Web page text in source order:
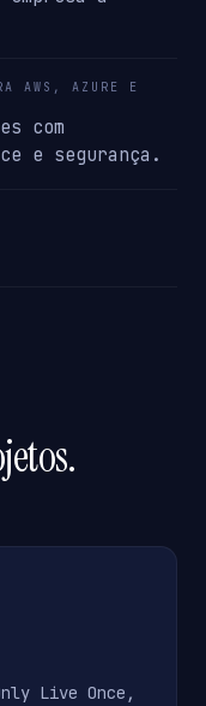
AWS, AZURE E
com
e segurança.
Live Once,